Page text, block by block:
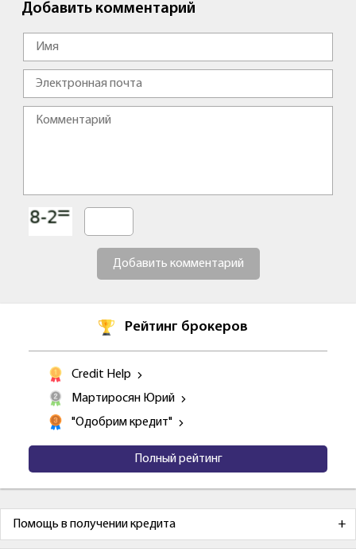
Добавить комментарий
Добавить комментарий
Рейтинг брокеров
Credit Help
Мартиросян Юрий
"Одобрим кредит"
Полный рейтинг
Помощь в получении кредита